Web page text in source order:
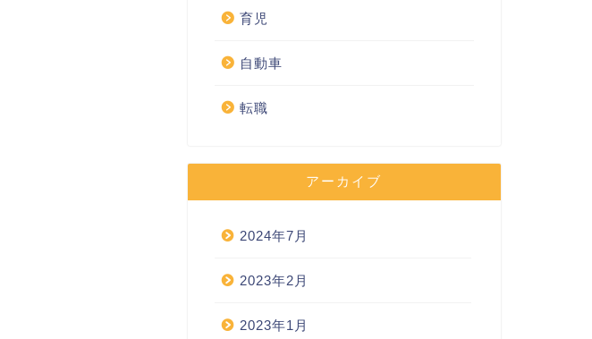
育児
自動車
転職
アーカイブ
2024年7月
2023年2月
2023年1月